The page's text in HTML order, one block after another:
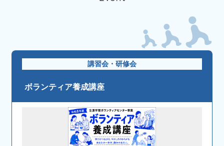
講習会・研修会
ボランティア養成講座